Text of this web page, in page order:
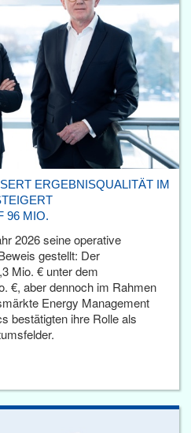
ERGEBNISQUALITÄT IM
96 MIO.
2026 seine operative
gestellt: Der
Mio. € unter dem
€, aber dennoch im Rahmen
Energy Management
bestätigten ihre Rolle als